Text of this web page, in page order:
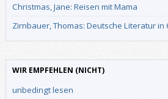
Christmas, Jane: Reisen mit Mama
Zirnbauer, Thomas: Deutsche Literatur in
WIR EMPFEHLEN (NICHT)
unbedingt lesen